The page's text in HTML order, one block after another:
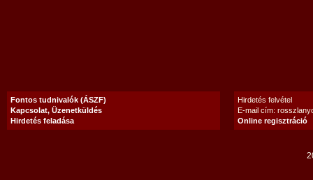
Fontos tudnivalók (ÁSZF)
Kapcsolat, Üzenetküldés
Hirdetés feladása
Hirdetés felvétel
E-mail cím:
Online regisztráció